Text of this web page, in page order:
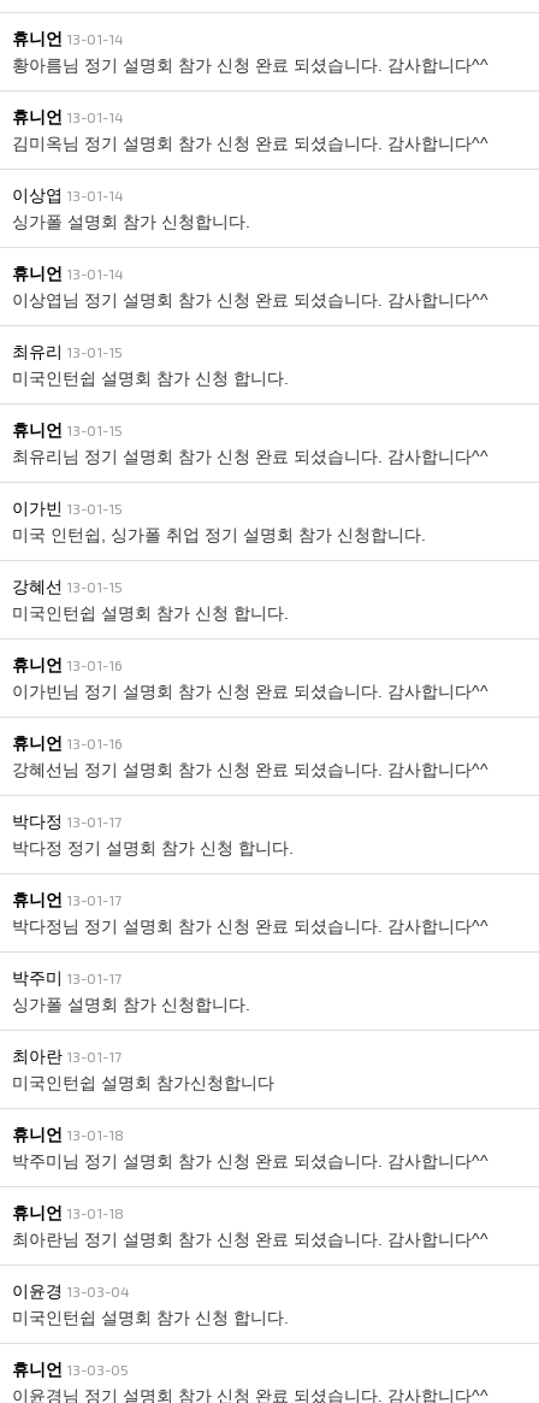
휴니언 13-01-14
황아름님 정기 설명회 참가 신청 완료 되셨습니다. 감사합니다^^
휴니언 13-01-14
김미옥님 정기 설명회 참가 신청 완료 되셨습니다. 감사합니다^^
이상엽 13-01-14
싱가폴 설명회 참가 신청합니다.
휴니언 13-01-14
이상엽님 정기 설명회 참가 신청 완료 되셨습니다. 감사합니다^^
최유리 13-01-15
미국인턴쉽 설명회 참가 신청 합니다.
휴니언 13-01-15
최유리님 정기 설명회 참가 신청 완료 되셨습니다. 감사합니다^^
이가빈 13-01-15
미국 인턴쉽, 싱가폴 취업 정기 설명회 참가 신청합니다.
강혜선 13-01-15
미국인턴쉽 설명회 참가 신청 합니다.
휴니언 13-01-16
이가빈님 정기 설명회 참가 신청 완료 되셨습니다. 감사합니다^^
휴니언 13-01-16
강혜선님 정기 설명회 참가 신청 완료 되셨습니다. 감사합니다^^
박다정 13-01-17
박다정 정기 설명회 참가 신청 합니다.
휴니언 13-01-17
박다정님 정기 설명회 참가 신청 완료 되셨습니다. 감사합니다^^
박주미 13-01-17
싱가폴 설명회 참가 신청합니다.
최아란 13-01-17
미국인턴쉽 설명회 참가신청합니다
휴니언 13-01-18
박주미님 정기 설명회 참가 신청 완료 되셨습니다. 감사합니다^^
휴니언 13-01-18
최아란님 정기 설명회 참가 신청 완료 되셨습니다. 감사합니다^^
이윤경 13-03-04
미국인턴쉽 설명회 참가 신청 합니다.
휴니언 13-03-05
이윤경님 정기 설명회 참가 신청 완료 되셨습니다. 감사합니다^^